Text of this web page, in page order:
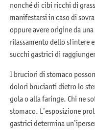
nonché di cibi ricchi di
manifestarsi in caso di
oppure avere origine da
rilassamento dello sfintere
succhi gastrici di
I bruciori di stomaco
dolori brucianti dietro lo
gola o alla faringe. Chi ne
stomaco. L’esposizione
gastrici determina